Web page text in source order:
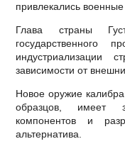
привлекались
Глава страны
государственного
индустриализации
зависимости от
Новое оружие
образцов, имеет
компонентов и
альтернатива.